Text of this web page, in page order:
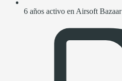
6 años activo en Airsoft Bazaar